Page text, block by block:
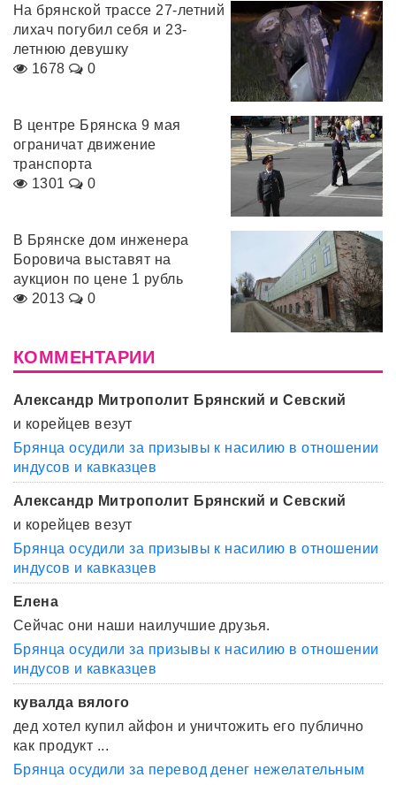
На брянской трассе 27-летний
лихач погубил себя и 23-
летнюю девушку
1678
0
В центре Брянска 9 мая
ограничат движение
транспорта
1301
0
В Брянске дом инженера
Боровича выставят на
аукцион по цене 1 рубль
2013
0
КОММЕНТАРИИ
Александр Митрополит Брянский и Севский
и корейцев везут
Брянца осудили за призывы к насилию в отношении
индусов и кавказцев
Александр Митрополит Брянский и Севский
и корейцев везут
Брянца осудили за призывы к насилию в отношении
индусов и кавказцев
Елена
Сейчас они наши наилучшие друзья.
Брянца осудили за призывы к насилию в отношении
индусов и кавказцев
кувалда вялого
дед хотел купил айфон и уничтожить его публично
как продукт ...
Брянца осудили за перевод денег нежелательным